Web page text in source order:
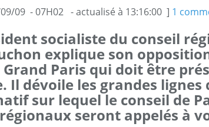
09 - 07H02 - actualisé à 13:16:00 ] 1
socialiste du conseil
explique son
Grand Paris qui doit être
Il dévoile les grandes
sur lequel le conseil de
seront appelés